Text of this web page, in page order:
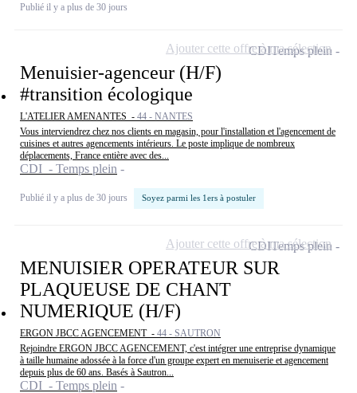
Publié il y a plus de 30 jours
Menuisier-agenceur (H/F)
#transition écologique
L'ATELIER AMENANTES - 44 - NANTES
Vous interviendrez chez nos clients en magasin, pour l'installation et l'agencement de
cuisines et autres agencements intérieurs. Le poste implique de nombreux
déplacements, France entière avec des...
CDI - Temps plein
Publié il y a plus de 30 jours Soyez parmi les 1ers à postuler
CDITemps plein
Ajouter cette offre à ma sélection
MENUISIER OPERATEUR SUR
PLAQUEUSE DE CHANT
NUMERIQUE (H/F)
ERGON JBCC AGENCEMENT - 44 - SAUTRON
Rejoindre ERGON JBCC AGENCEMENT, c'est intégrer une entreprise dynamique
à taille humaine adossée à la force d'un groupe expert en menuiserie et agencement
depuis plus de 60 ans. Basés à Sautron...
CDI - Temps plein
CDITemps plein
Ajouter cette offre à ma sélection